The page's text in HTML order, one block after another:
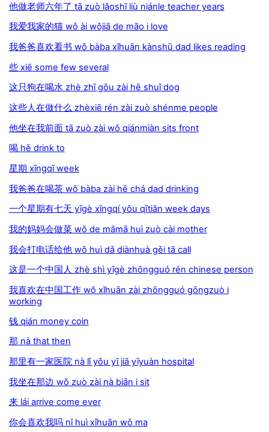
他做老师六年了 tā zuò lǎoshī liù niánle teacher years
我爱我家的猫 wǒ ài wǒjiā de māo i love
我爸爸喜欢看书 wǒ bàba xǐhuān kànshū dad likes reading
些 xiē some few several
这只狗在喝水 zhè zhī gǒu zài hē shuǐ dog
这些人在做什么 zhèxiē rén zài zuò shénme people
他坐在我前面 tā zuò zài wǒ qiánmiàn sits front
喝 hē drink to
星期 xīngqī week
我爸爸在喝茶 wǒ bàba zài hē chá dad drinking
一个星期有七天 yīgè xīngqí yǒu qītiān week days
我的妈妈会做菜 wǒ de māmā huì zuò cài mother
我会打电话给他 wǒ huì dǎ diànhuà gěi tā call
这是一个中国人 zhè shì yīgè zhōngguó rén chinese person
我喜欢在中国工作 wǒ xǐhuān zài zhōngguó gōngzuò i
working
钱 qián money coin
那 nà that then
那里有一家医院 nà lǐ yǒu yī jiā yīyuàn hospital
我坐在那边 wǒ zuò zài nà biān i sit
来 lái arrive come ever
你会喜欢我吗 nǐ huì xǐhuān wǒ ma